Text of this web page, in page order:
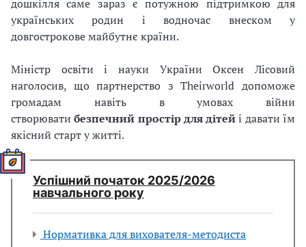
дошкілля саме зараз є потужною підтримкою для
українських родин і водночас внеском у
довгострокове майбутнє країни.
Міністр освіти і науки України Оксен Лісовий
наголосив, що партнерство з Theirworld допоможе
громадам навіть в умовах війни
створюватибезпечний простір для дітейі давати їм
якісний старт у житті.
Успішний початок 2025/2026
навчального року
Нормативка для вихователя-методиста